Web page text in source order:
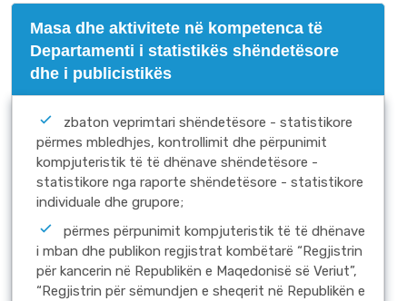
Masa dhe aktivitete në kompetenca të
Departamenti i statistikës shëndetësore
dhe i publicistikës
zbaton veprimtari shëndetësore - statistikore
përmes mbledhjes, kontrollimit dhe përpunimit
kompjuteristik të të dhënave shëndetësore -
statistikore nga raporte shëndetësore - statistikore
individuale dhe grupore;
përmes përpunimit kompjuteristik të të dhënave
i mban dhe publikon regjistrat kombëtarë “Regjistrin
për kancerin në Republikën e Maqedonisë së Veriut”,
“Regjistrin për sëmundjen e sheqerit në Republikën e